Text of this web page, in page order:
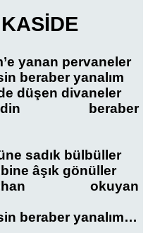
KASİDE
yanan pervaneler
beraber yanalım
düşen divaneler
beraber
sadık bülbüller
âşık gönüller
okuyan
beraber yanalım…